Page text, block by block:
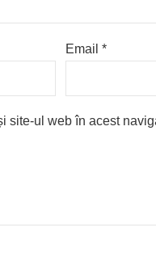
Email*
site-ul web în acest